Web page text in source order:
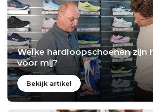
Welke hardloopschoenen zijn
voor mij?
Bekijk artikel